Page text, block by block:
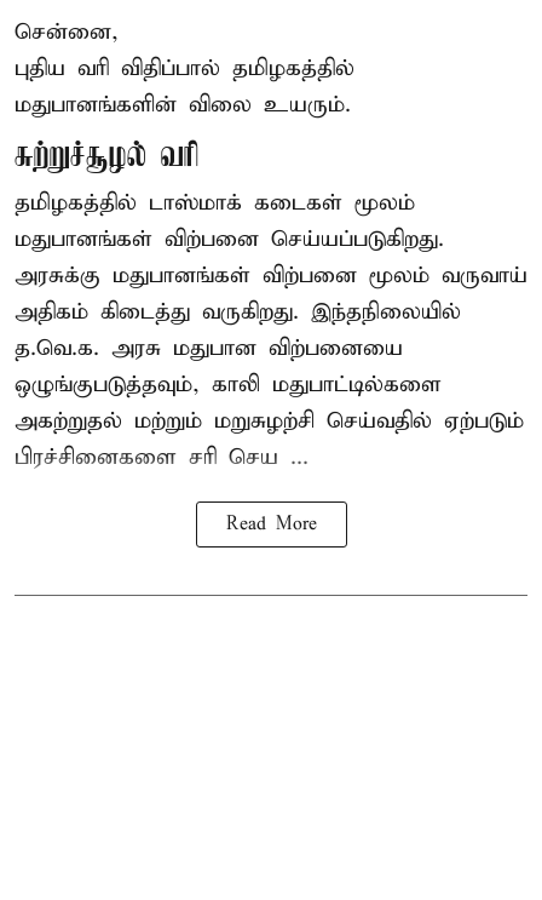
சென்னை,
புதிய வரி விதிப்பால் தமிழகத்தில்
மதுபானங்களின் விலை உயரும்.
சுற்றுச்சூழல் வரி
தமிழகத்தில் டாஸ்மாக் கடைகள் மூலம்
மதுபானங்கள் விற்பனை செய்யப்படுகிறது.
அரசுக்கு மதுபானங்கள் விற்பனை மூலம் வருவாய்
அதிகம் கிடைத்து வருகிறது. இந்தநிலையில்
த.வெ.க. அரசு மதுபான விற்பனையை
ஒழுங்குபடுத்தவும், காலி மதுபாட்டில்களை
அகற்றுதல் மற்றும் மறுசுழற்சி செய்வதில் ஏற்படும்
பிரச்சினைகளை சரி செய ...
Read More